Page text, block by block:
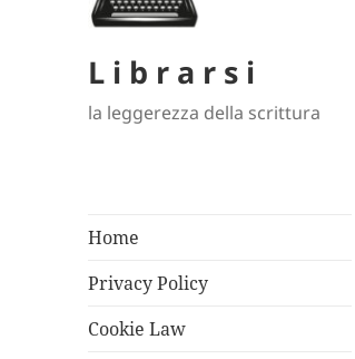
L i b r a r s i
la leggerezza della scrittura
Home
Privacy Policy
Cookie Law